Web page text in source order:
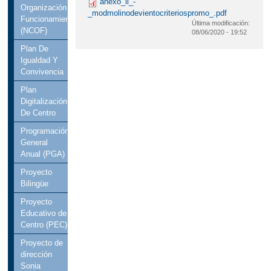
Organización
Funcionamiento
(NCOF)
Plan De
Igualdad Y
Convivencia
Plan
Digitalización
De Centro
Programación
General
Anual (PGA)
Proyecto
Bilingüe
Proyecto
Educativo de
Centro (PEC)
Proyecto de
dirección
Sonia
_modmolinodevientocriteriospromo_.pdf
Última modificación:
08/06/2020 - 19:52